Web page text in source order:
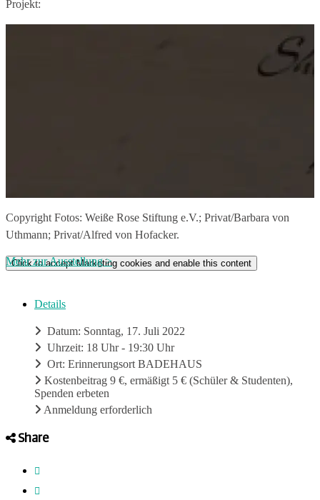
Projekt:
Click to accept Marketing cookies and enable this content
Copyright Fotos: Weiße Rose Stiftung e.V.; Privat/Barbara von
Uthmann; Privat/Alfred von Hofacker.
Mehr zur Ausstellung >
Details
Datum: Sonntag, 17. Juli 2022
Uhrzeit: 18 Uhr - 19:30 Uhr
Ort: Erinnerungsort BADEHAUS
Kostenbeitrag 9 €, ermäßigt 5 € (Schüler & Studenten),
Spenden erbeten
Anmeldung erforderlich
Share